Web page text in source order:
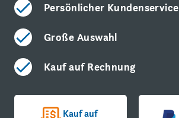
Persönlicher Kundenservice
Große Auswahl
Kauf auf Rechnung
Kauf auf